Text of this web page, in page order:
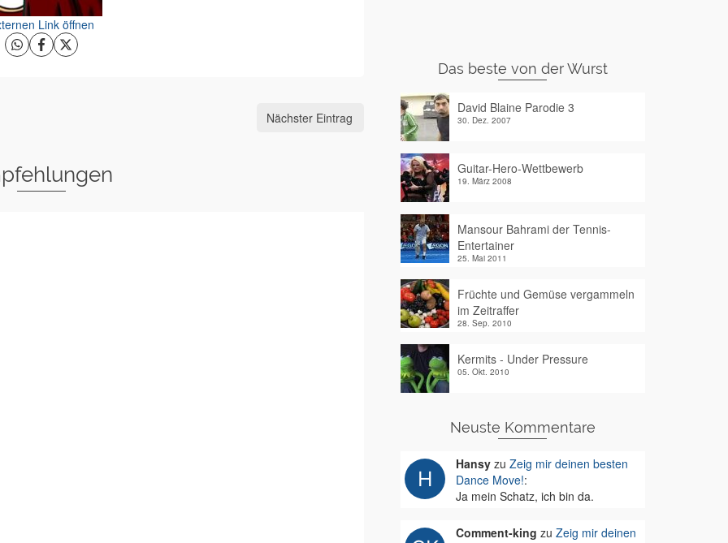
Link öffnen
Nächster Eintrag
Das beste von der Wurst
David Blaine Parodie 3
30. Dez. 2007
Guitar-Hero-Wettbewerb
19. März 2008
Mansour Bahrami der Tennis-
Entertainer
25. Mai 2011
Früchte und Gemüse vergammeln
im Zeitraffer
28. Sep. 2010
Kermits - Under Pressure
05. Okt. 2010
Neuste Kommentare
Hansyzu Zeig mir deinen besten
Dance Move!:
Ja mein Schatz, ich bin da.
Comment-king zu Zeig mir deinen